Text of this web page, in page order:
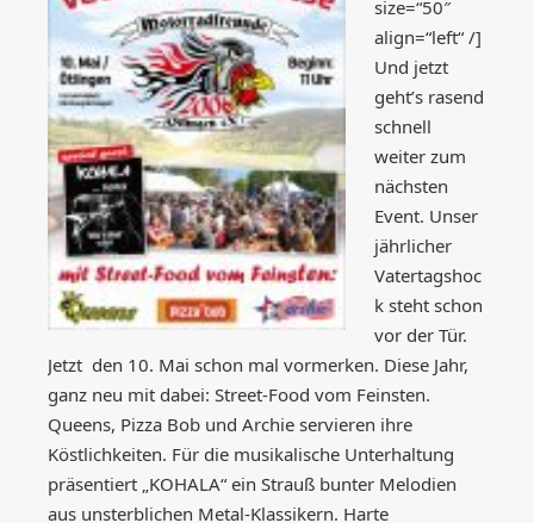
size=“50″
align=“left“ /]
Und jetzt
geht’s rasend
schnell
weiter zum
nächsten
Event. Unser
jährlicher
Vatertagshoc
k steht schon
vor der Tür.
Jetzt den 10. Mai schon mal vormerken. Diese Jahr,
ganz neu mit dabei: Street-Food vom Feinsten.
Queens, Pizza Bob und Archie servieren ihre
Köstlichkeiten. Für die musikalische Unterhaltung
präsentiert „KOHALA“ ein Strauß bunter Melodien
aus unsterblichen Metal-Klassikern. Harte